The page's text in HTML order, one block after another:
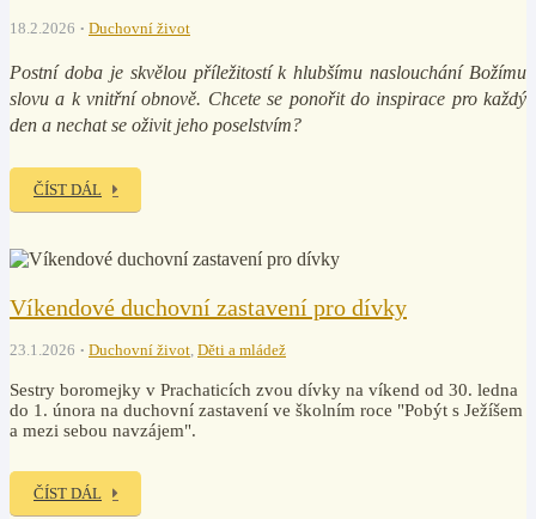
18.2.2026 Duchovní život
Postní doba je skvělou příležitostí k hlubšímu naslouchání Božímu
slovu a k vnitřní obnově. Chcete se ponořit do inspirace pro každý
den a nechat se oživit jeho poselstvím?
ČÍST DÁL
Víkendové duchovní zastavení pro dívky
23.1.2026 Duchovní život, Děti a mládež
Sestry boromejky v Prachaticích zvou dívky na víkend od 30. ledna
do 1. února na duchovní zastavení ve školním roce "Pobýt s Ježíšem
a mezi sebou navzájem".
ČÍST DÁL